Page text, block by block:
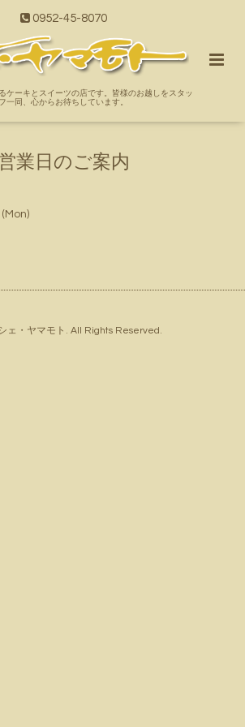
0952-45-8070
ケーキとスイーツの店です。皆様のお越しをスタッ
フ一同、心からお待ちしています。
業日のご案内
ェ・ヤマモト . All Rights Reserved.